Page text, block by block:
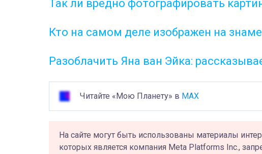
Так ли вредно фотографировать
Кто на самом деле изображен на
Разоблачить Яна ван Эйка:
Читайте «Мою Планету» в MAX
На сайте могут быть использованы материалы
которых является компания Meta Platforms Inc.,